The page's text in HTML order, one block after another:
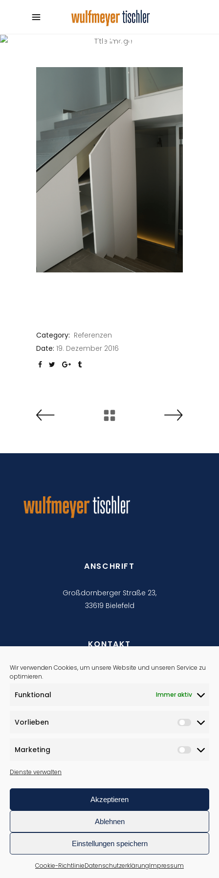
Wir verwenden Cookies, um unsere Website und unseren Service zu
optimieren.
Funktional Immer aktiv
Vorlieben
Marketing
Dienste verwalten
Akzeptieren
Ablehnen
Einstellungen speichern
Cookie-RichtlinieDatenschutzerklärungImpressum
STAURAUM
Category: Referenzen
Date: 19. Dezember 2016
ANSCHRIFT
Großdornberger Straße 23,
33619 Bielefeld
KONTAKT
info@tischlerei-wulfmeyer.de
© 2021 Tischlerei Frank Wulfmeyer
Realisierung & Technischer Support:www.cands.de